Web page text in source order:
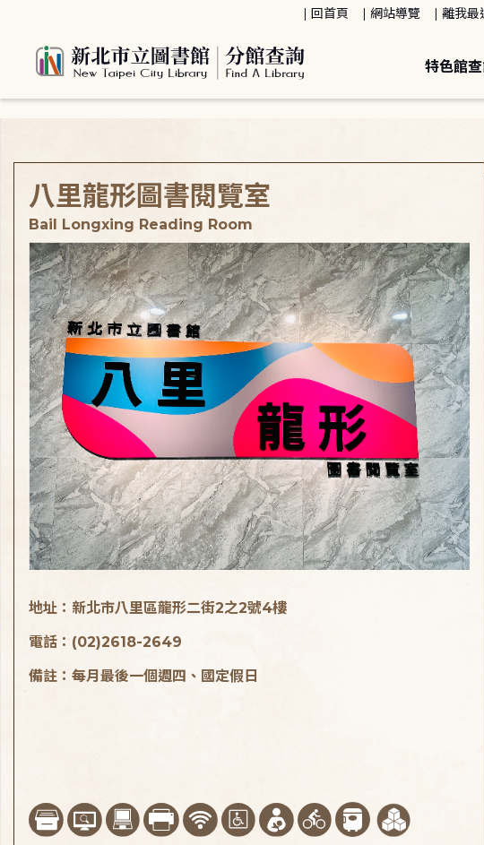
回首頁 網站導覽 離我最
特色館
八里龍形圖書閱覽室
Bail Longxing Reading Room
地址：新北市八里區龍形二街2之2號4樓
電話：(02)2618-2649
備註：每月最後一個週四、國定假日